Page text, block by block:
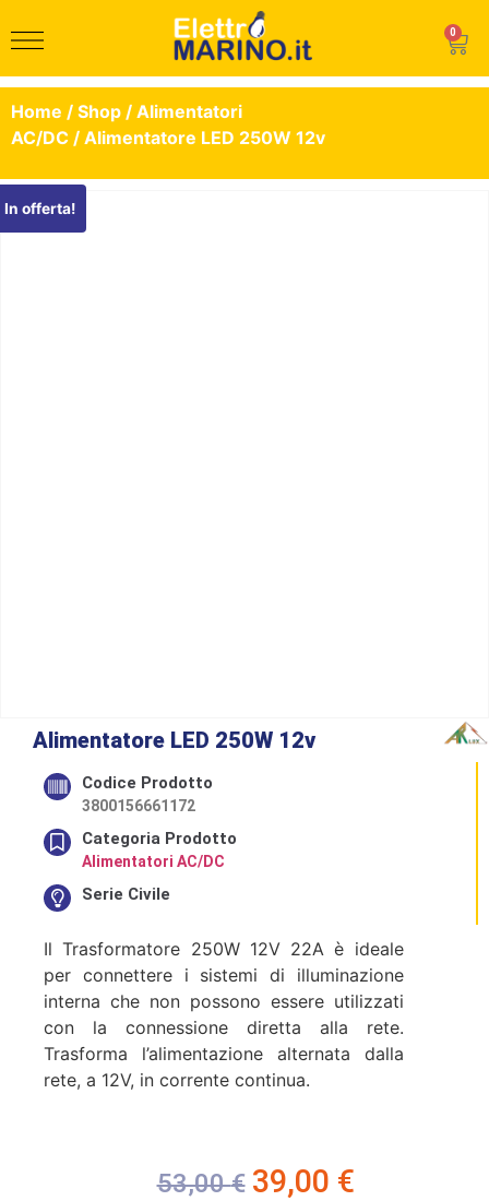
0
Home / Shop / Alimentatori
AC/DC / Alimentatore LED 250W 12v
In offerta!
Alimentatore LED 250W 12v
Codice Prodotto
3800156661172
Categoria Prodotto
Alimentatori AC/DC
Serie Civile
Il Trasformatore 250W 12V 22A è ideale
per connettere i sistemi di illuminazione
interna che non possono essere utilizzati
con la connessione diretta alla rete.
Trasforma l’alimentazione alternata dalla
rete, a 12V, in corrente continua.
53,00€ 39,00 €